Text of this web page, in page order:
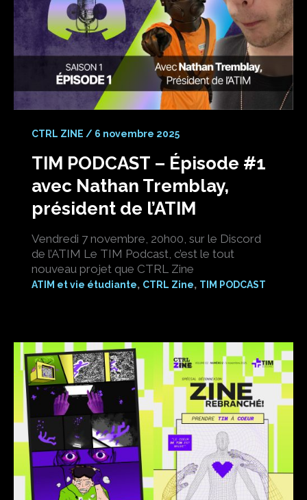
CTRL ZINE / 6 novembre 2025
TIM PODCAST – Épisode #1
avec Nathan Tremblay,
président de l’ATIM
Vendredi 7 novembre, 20h00, sur le Discord
de l’ATIM Le TIM Podcast, c’est le tout
nouveau projet que CTRL Zine
ATIM et vie étudiante, CTRL Zine, TIM PODCAST